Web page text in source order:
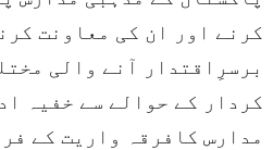
کرنے اور ان کی معاونت
برسرِاقتدار آنے والی
کردار کے حوالے سے خفیہ
مدارس کافرقہ واریت کے